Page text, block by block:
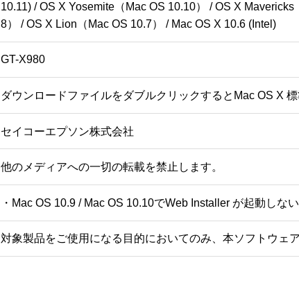
10.11) / OS X Yosemite（Mac OS 10.10） / OS X
8） / OS X Lion（Mac OS 10.7） / Mac OS X 10.6 (Intel)
GT-X980
ダウンロードファイルをダブルクリックするとMac OS X
セイコーエプソン株式会社
他のメディアへの一切の転載を禁止します。
・Mac OS 10.9 / Mac OS 10.10でWeb Installer が起動しな
対象製品をご使用になる目的においてのみ、本ソフトウェ